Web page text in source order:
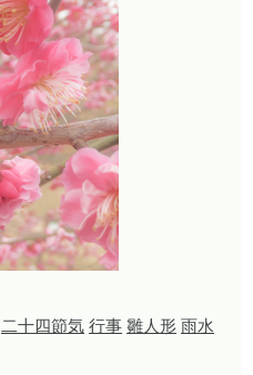
二十四節気 行事 雛人形 雨水